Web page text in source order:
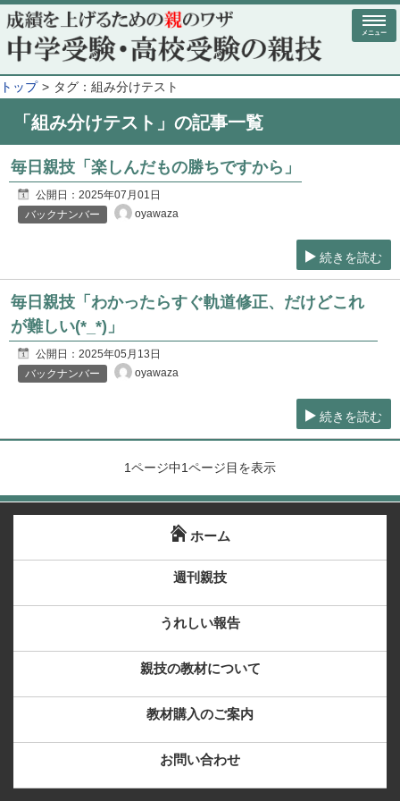
メニュー
トップ タグ：組み分けテスト
「組み分けテスト」の記事一覧
毎日親技「楽しんだもの勝ちですから」
公開日： 2025年07月01日
バックナンバー
oyawaza
続きを読む
毎日親技「わかったらすぐ軌道修正、だけどこれ
が難しい(*_*)」
公開日： 2025年05月13日
バックナンバー
oyawaza
続きを読む
1ページ中1ページ目を表示
ホーム
週刊親技
うれしい報告
親技の教材について
教材購入のご案内
お問い合わせ